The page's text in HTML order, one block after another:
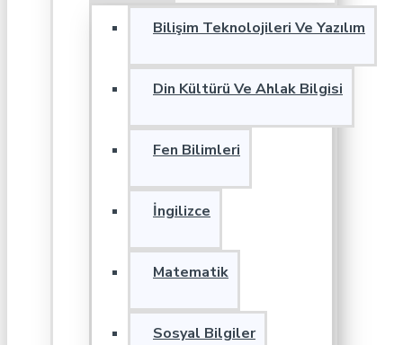
Bilişim Teknolojileri Ve Yazılım
Din Kültürü Ve Ahlak Bilgisi
Fen Bilimleri
İngilizce
Matematik
Sosyal Bilgiler